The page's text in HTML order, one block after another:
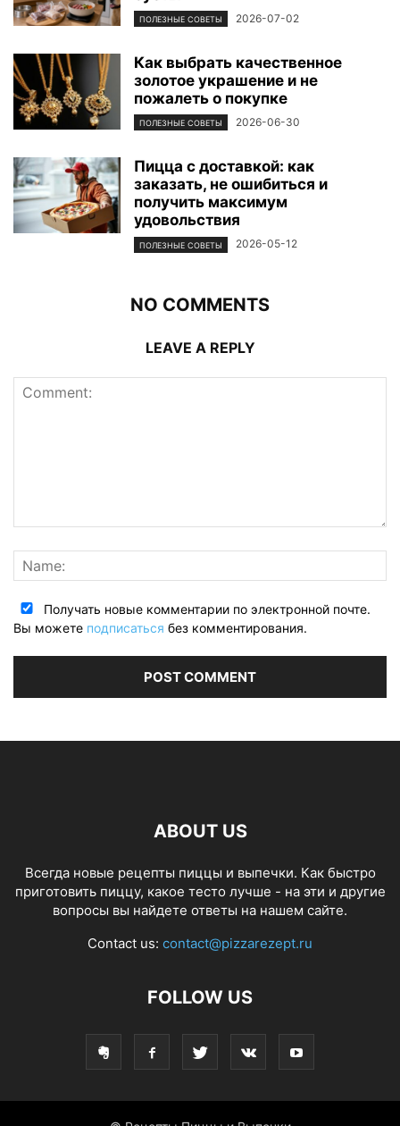
ПОЛЕЗНЫЕ СОВЕТЫ 2026-07-02
Как выбрать качественное
золотое украшение и не
пожалеть о покупке
ПОЛЕЗНЫЕ СОВЕТЫ 2026-06-30
Пицца с доставкой: как
заказать, не ошибиться и
получить максимум
удовольствия
ПОЛЕЗНЫЕ СОВЕТЫ 2026-05-12
NO COMMENTS
LEAVE A REPLY
Получать новые комментарии по электронной почте.
Вы можете подписаться без комментирования.
ABOUT US
Всегда новые рецепты пиццы и выпечки. Как быстро
приготовить пиццу, какое тесто лучше - на эти и другие
вопросы вы найдете ответы на нашем сайте.
Contact us: contact@pizzarezept.ru
FOLLOW US